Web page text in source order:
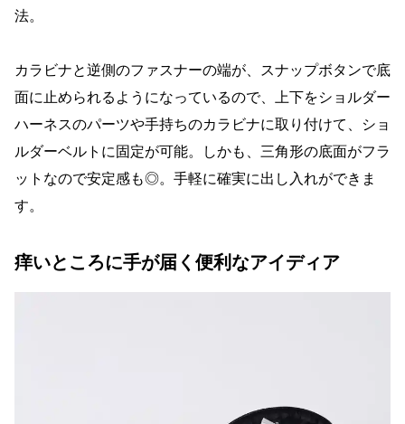
法。
カラビナと逆側のファスナーの端が、スナップボタンで底
面に止められるようになっているので、上下をショルダー
ハーネスのパーツや手持ちのカラビナに取り付けて、ショ
ルダーベルトに固定が可能。しかも、三角形の底面がフラ
ットなので安定感も◎。手軽に確実に出し入れができま
す。
痒いところに手が届く便利なアイディア